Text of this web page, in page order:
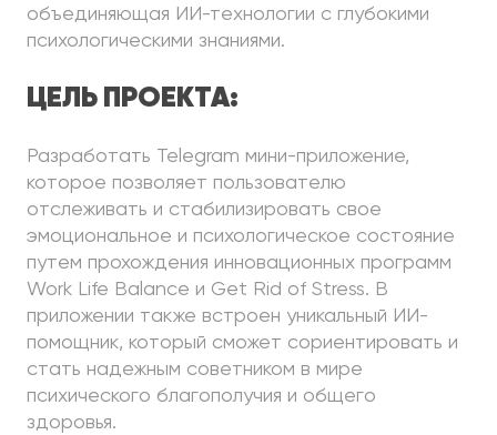
объединяющая ИИ-технологии с глубокими
психологическими знаниями.
ЦЕЛЬ ПРОЕКТА:
Разработать Telegram мини-приложение,
которое позволяет пользователю
отслеживать и стабилизировать свое
эмоциональное и психологическое состояние
путем прохождения инновационных программ
Work Life Balance и Get Rid of Stress. В
приложении также встроен уникальный ИИ-
помощник, который сможет сориентировать и
стать надежным советником в мире
психического благополучия и общего
здоровья.